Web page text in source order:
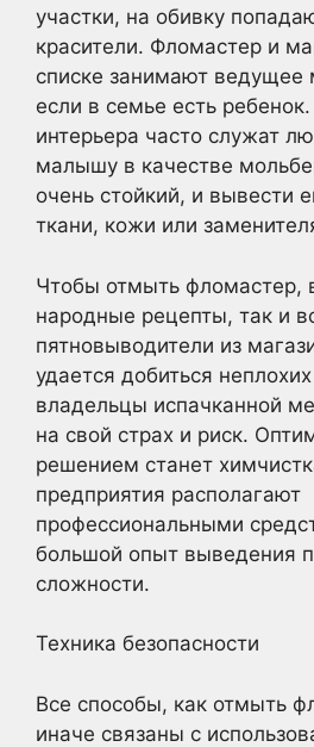
участки, на обивку
красители. Фломастер и
списке занимают ведущее
если в семье есть
интерьера часто служат
малышу в качестве
очень стойкий, и вывести
ткани, кожи или
Чтобы отмыть фломастер,
народные рецепты, так и
пятновыводители из
удается добиться
владельцы испачканной
на свой страх и риск.
решением станет
предприятия располагают
профессиональными
большой опыт выведения
сложности.
Техника безопасности
Все способы, как отмыть
иначе связаны с